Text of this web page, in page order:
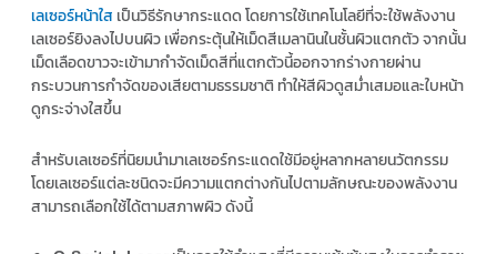
เลเซอร์หน้าใส เป็นวิธีรักษากระแดด โดยการใช้เทคโนโลยีที่จะใช้พลังงาน
เลเซอร์ยิงลงไปบนผิว เพื่อกระตุ้นให้เม็ดสีเมลานินในชั้นผิวแตกตัว จากนั้น
เม็ดเลือดขาวจะเข้ามากำจัดเม็ดสีที่แตกตัวนี้ออกจากร่างกายผ่าน
กระบวนการกำจัดของเสียตามธรรมชาติ ทำให้สีผิวดูสม่ำเสมอและใบหน้า
ดูกระจ่างใสขึ้น
สำหรับเลเซอร์ที่นิยมนำมาเลเซอร์กระแดดใช้มีอยู่หลากหลายนวัตกรรม
โดยเลเซอร์แต่ละชนิดจะมีความแตกต่างกันไปตามลักษณะของพลังงาน
สามารถเลือกใช้ได้ตามสภาพผิว ดังนี้